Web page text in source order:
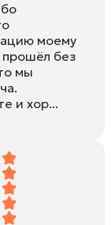
моему
без
мы
и хор...